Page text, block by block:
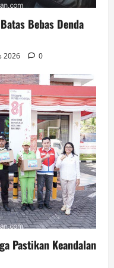
Bebas Denda
2026 0
Pastikan Keandalan